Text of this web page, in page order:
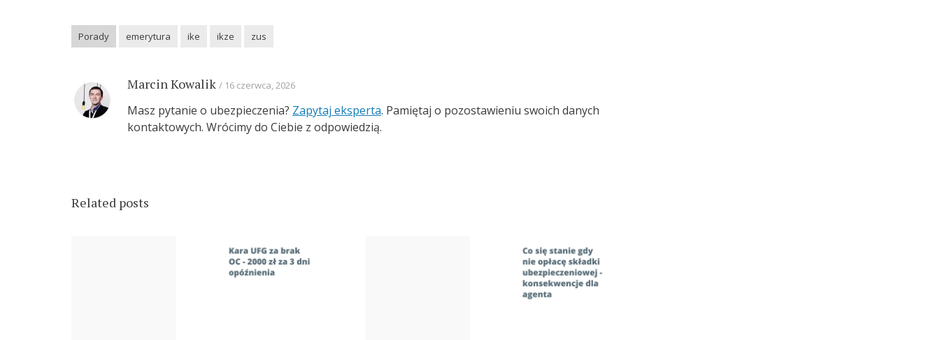
Porady emerytura ike ikze zus
Marcin Kowalik 16 czerwca, 2026
Masz pytanie o ubezpieczenia? Zapytaj eksperta. Pamiętaj o pozostawieniu swoich danych
kontaktowych. Wrócimy do Ciebie z odpowiedzią.
Related posts